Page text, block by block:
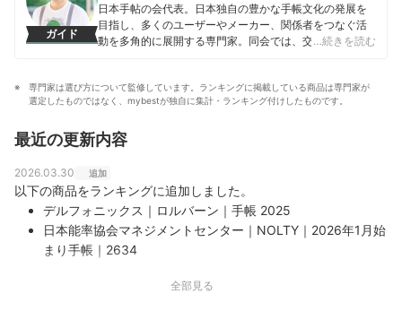
ガイド
日本手帖の会代表。日本独自の豊かな手帳文化の発展を
目指し、多くのユーザーやメーカー、関係者をつなぐ活
動を多角的に展開する専門家。同会では、交流の場であ
催。手帳関連の書籍監修を手がけるほか、企業・学校向
けの講座、学生向けの手帳活用コンテストへの協力、海
上や教育支援、国際交流に精力的に取り組んでいる。
…続きを読む
専門家は選び方について監修しています。ランキングに掲載している商品は専門家が
選定したものではなく、mybestが独自に集計・ランキング付けしたものです。
最近の更新内容
2026.03.30 追加
以下の商品をランキングに追加しました。
デルフォニックス｜ロルバーン｜手帳 2025
日本能率協会マネジメントセンター｜NOLTY｜2026年1月始
まり手帳｜2634
全部見る